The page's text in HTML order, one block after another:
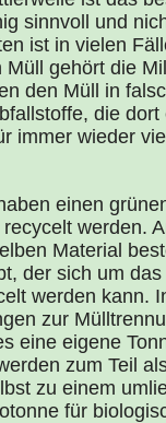
sinnvoll und
ist in vielen
gehört die
den Müll in
die
immer wieder
einen
werden.
Material
der sich um
werden kann.
zur
eine eigene
zum Teil
zu einem
für